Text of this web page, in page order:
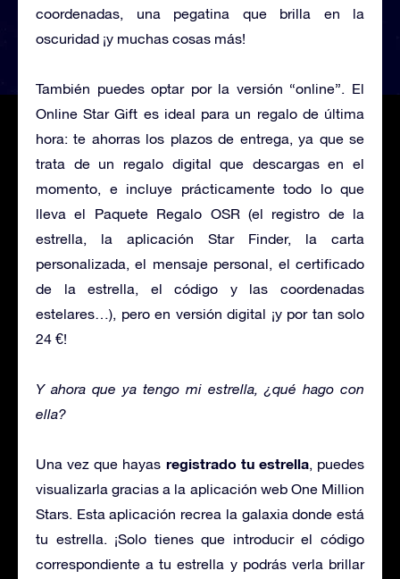
coordenadas, una pegatina que brilla en la
oscuridad ¡y muchas cosas más!
También puedes optar por la versión “online”. El
Online Star Gift es ideal para un regalo de última
hora: te ahorras los plazos de entrega, ya que se
trata de un regalo digital que descargas en el
momento, e incluye prácticamente todo lo que
lleva el Paquete Regalo OSR (el registro de la
estrella, la aplicación Star Finder, la carta
personalizada, el mensaje personal, el certificado
de la estrella, el código y las coordenadas
estelares…), pero en versión digital ¡y por tan solo
24 €!
Y ahora que ya tengo mi estrella, ¿qué hago con
ella?
Una vez que hayas registrado tu estrella, puedes
visualizarla gracias a la aplicación web One Million
Stars. Esta aplicación recrea la galaxia donde está
tu estrella. ¡Solo tienes que introducir el código
correspondiente a tu estrella y podrás verla brillar